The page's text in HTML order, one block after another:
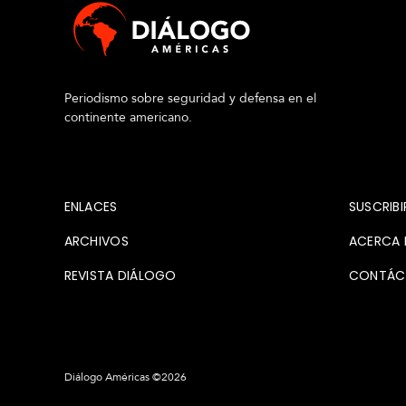
Periodismo sobre seguridad y defensa en el
continente americano.
Acerca
ENLACES
ARCHIVOS
REVISTA DIÁLOGO
ACERCA
Diálogo Américas ©2026